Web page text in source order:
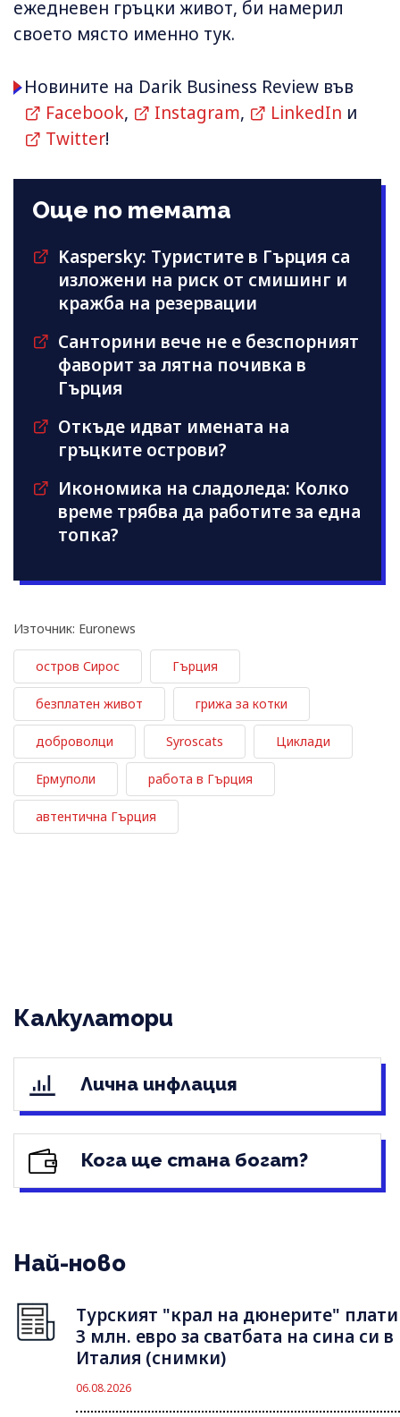
ежедневен гръцки живот, би намерил
своето място именно тук.
Новините на Darik Business Review във
Facebook, Instagram, LinkedIn и
Twitter!
Още по темата
Kaspersky: Туристите в Гърция са
изложени на риск от смишинг и
кражба на резервации
Санторини вече не е безспорният
фаворит за лятна почивка в
Гърция
Откъде идват имената на
гръцките острови?
Икономика на сладоледа: Колко
време трябва да работите за една
топка?
Източник: Euronews
остров Сирос Гърция
безплатен живот грижа за котки
доброволци Syroscats Циклади
Ермуполи работа в Гърция
автентична Гърция
Калкулатори
Лична инфлация
Кога ще стана богат?
Най-ново
Турският "крал на дюнерите" плати
3 млн. евро за сватбата на сина си в
Италия (снимки)
06.08.2026